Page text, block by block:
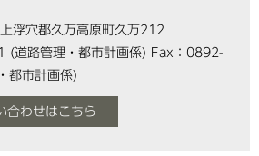
浮穴郡久万高原町久万212
(道路管理・都市計画係) Fax：0892-
都市計画係)
合わせはこちら